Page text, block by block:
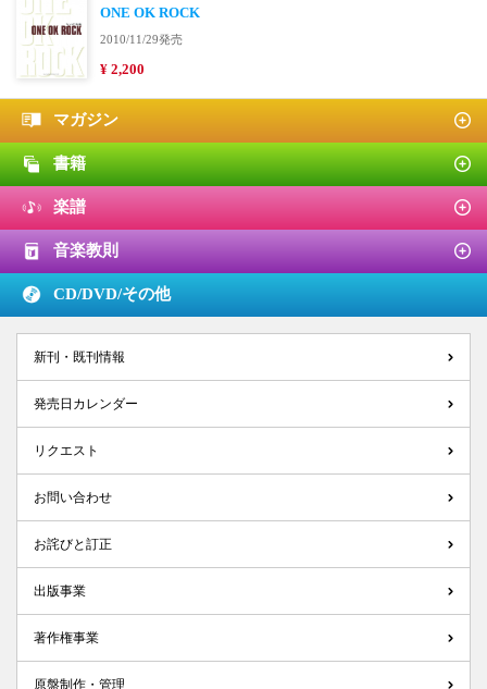
ONE OK ROCK
2010/11/29発売
¥ 2,200
マガジン
書籍
楽譜
音楽教則
CD/DVD/その他
新刊・既刊情報
発売日カレンダー
リクエスト
お問い合わせ
お詫びと訂正
出版事業
著作権事業
原盤制作・管理